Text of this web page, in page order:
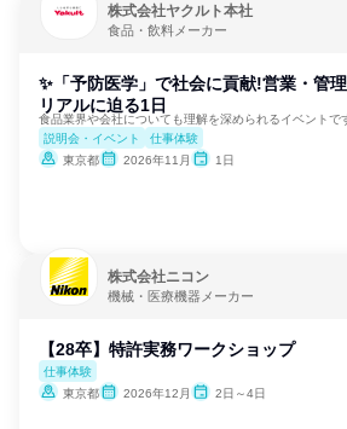
株式会社ヤクルト本社
食品・飲料メーカー
✨「予防医学」で社会に貢献!営業・管
リアルに迫る1日
食品業界や会社についても理解を深められるイベントで
説明会・イベント
仕事体験
東京都
2026年11月 1日
株式会社ニコン
機械・医療機器メーカー
【28卒】特許実務ワークショップ
仕事体験
東京都
2026年12月 2日～4日